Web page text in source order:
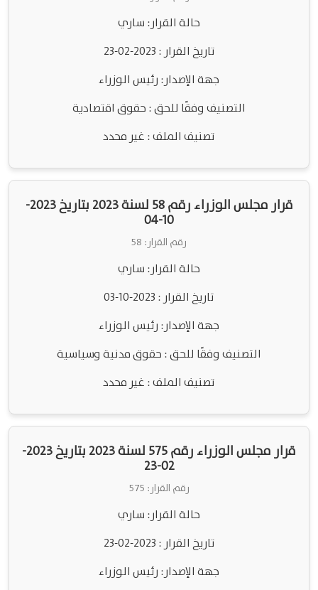
حالة القرار: ساري
تاريخ القرار : 2023-02-23
جهة الإصدار: رئيس الوزراء
التصنيف وفقًا للحق : حقوق اقتصادية
تصنيف الملف : غير محدد
قرار مجلس الوزراء رقم 58 لسنة 2023 بتاريخ 2023-
10-04
رقم القرار: 58
حالة القرار: ساري
تاريخ القرار : 2023-10-03
جهة الإصدار: رئيس الوزراء
التصنيف وفقًا للحق : حقوق مدنية وسياسية
تصنيف الملف : غير محدد
قرار مجلس الوزراء رقم 575 لسنة 2023 بتاريخ 2023-
02-23
رقم القرار: 575
حالة القرار: ساري
تاريخ القرار : 2023-02-23
جهة الإصدار: رئيس الوزراء